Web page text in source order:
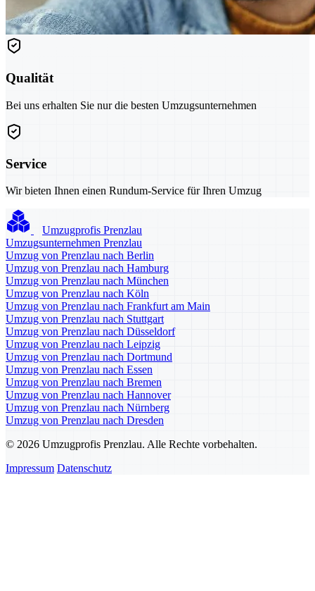
Qualität
Bei uns erhalten Sie nur die besten Umzugsunternehmen
Service
Wir bieten Ihnen einen Rundum-Service für Ihren Umzug
Umzugprofis Prenzlau
Umzugsunternehmen Prenzlau
Umzug von Prenzlau nach Berlin
Umzug von Prenzlau nach Hamburg
Umzug von Prenzlau nach München
Umzug von Prenzlau nach Köln
Umzug von Prenzlau nach Frankfurt am Main
Umzug von Prenzlau nach Stuttgart
Umzug von Prenzlau nach Düsseldorf
Umzug von Prenzlau nach Leipzig
Umzug von Prenzlau nach Dortmund
Umzug von Prenzlau nach Essen
Umzug von Prenzlau nach Bremen
Umzug von Prenzlau nach Hannover
Umzug von Prenzlau nach Nürnberg
Umzug von Prenzlau nach Dresden
© 2026 Umzugprofis Prenzlau. Alle Rechte vorbehalten.
Impressum Datenschutz